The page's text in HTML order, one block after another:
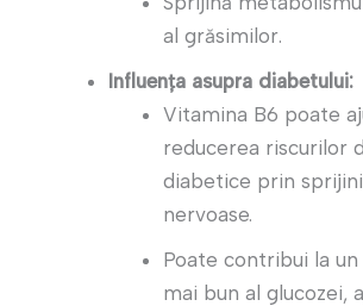
al grăsimilor.
Influența asupra diabetului:
Vitamina B6 poate
reducerea riscurilor
diabetice prin
nervoase.
Poate contribui la
mai bun al glucozei,